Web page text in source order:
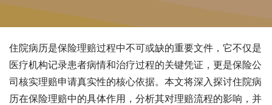
住院病历是保险理赔过程中不可或缺的重要文件，它不仅是
医疗机构记录患者病情和治疗过程的关键凭证，更是保险公
司核实理赔申请真实性的核心依据。本文将深入探讨住院病
历在保险理赔中的具体作用，分析其对理赔流程的影响，并